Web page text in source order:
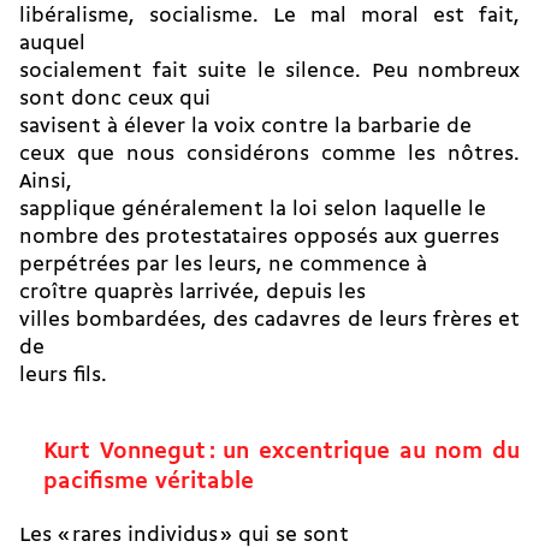
libéralisme, socialisme. Le mal moral est fait,
auquel
socialement fait suite le silence. Peu nombreux
sont donc ceux qui
savisent à élever la voix contre la barbarie de
ceux que nous considérons comme les nôtres.
Ainsi,
sapplique généralement la loi selon laquelle le
nombre des protestataires opposés aux guerres
perpétrées par les leurs, ne commence à
croître quaprès larrivée, depuis les
villes bombardées, des cadavres de leurs frères et
de
leurs fils.
Kurt Vonnegut : un excentrique au nom du
pacifisme véritable
Les « rares individus » qui se sont